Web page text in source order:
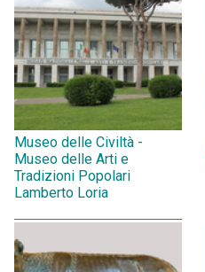
Museo delle Civiltà -
Museo delle Arti e
Tradizioni Popolari
Lamberto Loria